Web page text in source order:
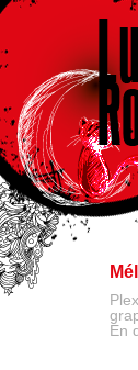
En